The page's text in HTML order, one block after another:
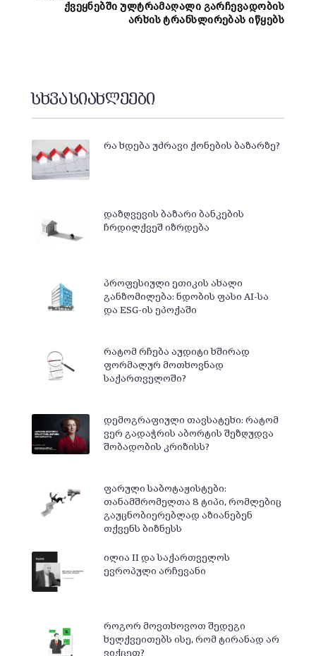
ქვეყნებში ულტრამაღალი გარჩევადობის
არხის ტრანსლირებას იწყებს
სხვა სიახლეები
რა ხდება უძრავი ქონების ბაზარზე?
დაზღვევის ბაზარი ბანკების
ჩრდილქვეშ იზრდება
პროფესიული ეთიკის ახალი
განზომილება: ნდობის ფასი AI-სა
და ESG-ის ეპოქაში
რატომ რჩება აუდიტი ხშირად
ფორმალურ მოთხოვნად
საქართველოში?
დემოგრაფიული თავსატეხი: რატომ
ვერ გადაჭრის აბორტის შეზღუდვა
შობადობის კრიზისს?
ფარული საბოტაჟისტები:
თანამშრომელთა 8 ტიპი, რომლებიც
გაუცნობიერებლად აზიანებენ
თქვენს ბიზნესს
ილია II და საქართველოს
ევროპული არჩევანი
როგორ მოვთხოვოთ შედეგი
ხელქვეითებს ისე, რომ ტირანად არ
ვიქცეთ?